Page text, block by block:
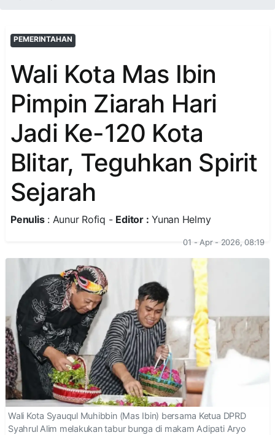
PEMERINTAHAN
Wali Kota Mas Ibin
Pimpin Ziarah Hari
Jadi Ke-120 Kota
Blitar, Teguhkan Spirit
Sejarah
Penulis: Aunur Rofiq - Editor : Yunan Helmy
01 - Apr - 2026, 08:19
Wali Kota Syauqul Muhibbin (Mas Ibin) bersama Ketua DPRD
Syahrul Alim melakukan tabur bunga di makam Adipati Aryo